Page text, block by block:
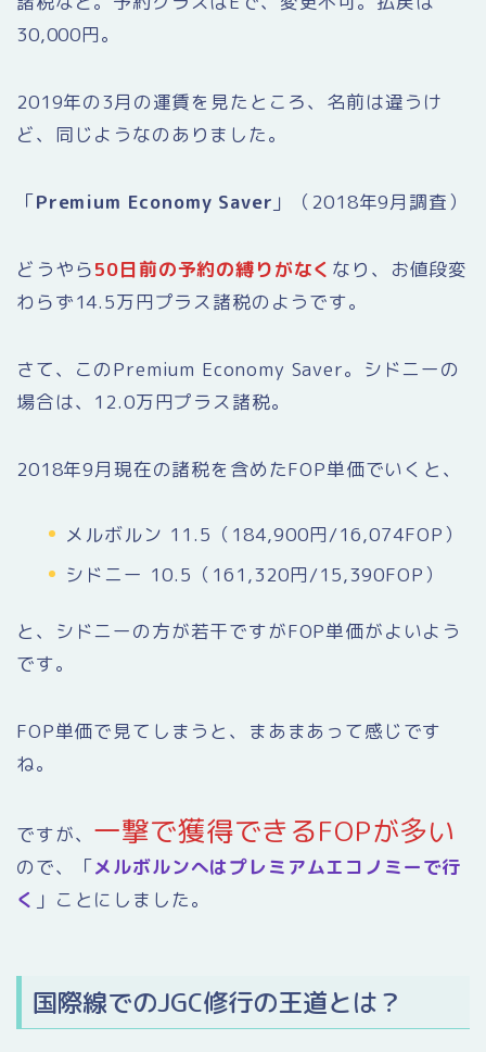
30,000円。
2019年の3月の運賃を見たところ、名前は違うけ
ど、同じようなのありました。
「Premium Economy Saver 」（2018年9月調査）
どうやら50日前の予約の縛りがなく なり、お値段変
わらず14.5万円プラス諸税のようです。
さて、このPremium Economy Saver。シドニーの
場合は、12.0万円プラス諸税。
2018年9月現在の諸税を含めたFOP単価でいくと、
メルボルン 11.5（184,900円/16,074FOP）
シドニー 10.5（161,320円/15,390FOP）
と、シドニーの方が若干ですがFOP単価がよいよう
です。
FOP単価で見てしまうと、まあまあって感じです
ね。
ですが、 一撃で獲得できるFOPが多い
ので、「メルボルンへはプレミアムエコノミーで行
く 」ことにしました。
国際線でのJGC修行の王道とは？